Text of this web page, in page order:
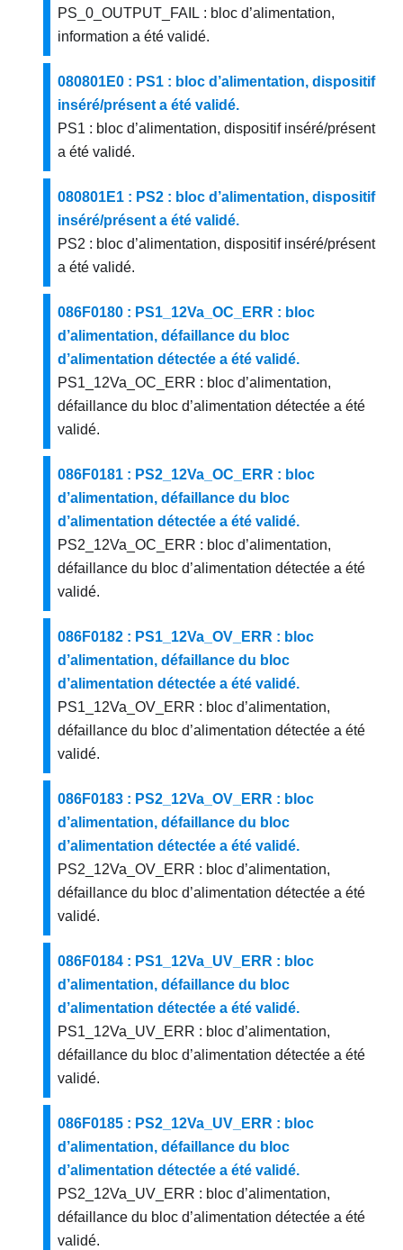
PS_0_OUTPUT_FAIL : bloc d’alimentation,
information a été validé.
080801E0 : PS1 : bloc d’alimentation, dispositif
inséré/présent a été validé.
PS1 : bloc d’alimentation, dispositif inséré/présent
a été validé.
080801E1 : PS2 : bloc d’alimentation, dispositif
inséré/présent a été validé.
PS2 : bloc d’alimentation, dispositif inséré/présent
a été validé.
086F0180 : PS1_12Va_OC_ERR : bloc
d’alimentation, défaillance du bloc
d’alimentation détectée a été validé.
PS1_12Va_OC_ERR : bloc d’alimentation,
défaillance du bloc d’alimentation détectée a été
validé.
086F0181 : PS2_12Va_OC_ERR : bloc
d’alimentation, défaillance du bloc
d’alimentation détectée a été validé.
PS2_12Va_OC_ERR : bloc d’alimentation,
défaillance du bloc d’alimentation détectée a été
validé.
086F0182 : PS1_12Va_OV_ERR : bloc
d’alimentation, défaillance du bloc
d’alimentation détectée a été validé.
PS1_12Va_OV_ERR : bloc d’alimentation,
défaillance du bloc d’alimentation détectée a été
validé.
086F0183 : PS2_12Va_OV_ERR : bloc
d’alimentation, défaillance du bloc
d’alimentation détectée a été validé.
PS2_12Va_OV_ERR : bloc d’alimentation,
défaillance du bloc d’alimentation détectée a été
validé.
086F0184 : PS1_12Va_UV_ERR : bloc
d’alimentation, défaillance du bloc
d’alimentation détectée a été validé.
PS1_12Va_UV_ERR : bloc d’alimentation,
défaillance du bloc d’alimentation détectée a été
validé.
086F0185 : PS2_12Va_UV_ERR : bloc
d’alimentation, défaillance du bloc
d’alimentation détectée a été validé.
PS2_12Va_UV_ERR : bloc d’alimentation,
défaillance du bloc d’alimentation détectée a été
validé.